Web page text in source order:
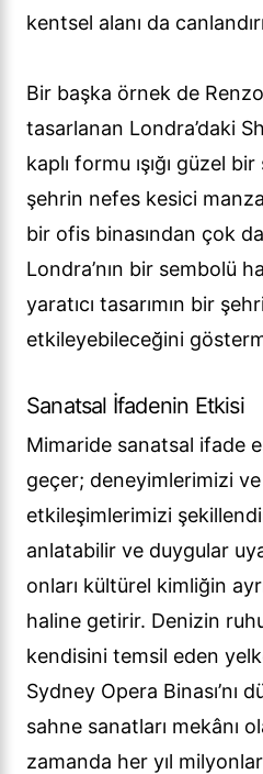
kentsel alanı da
Bir başka örnek de
tasarlanan Londra’daki
kaplı formu ışığı güzel
şehrin nefes kesici
bir ofis binasından çok
Londra’nın bir sembolü
yaratıcı tasarımın bir
etkileyebileceğini
Sanatsal İfadenin Etkisi
Mimaride sanatsal ifade
geçer; deneyimlerimizi
etkileşimlerimizi
anlatabilir ve duygular
onları kültürel kimliğin
haline getirir. Denizin
kendisini temsil eden
Sydney Opera Binası’nı
sahne sanatları mekânı
zamanda her yıl